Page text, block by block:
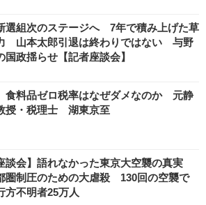
選組次のステージへ 7年で積み上げた草
山本太郎引退は終わりではない 与野
国政揺らせ【記者座談会】
食料品ゼロ税率はなぜダメなのか 元静
授・税理士 湖東京至
談会】語れなかった東京大空襲の真実
制圧のための大虐殺 130回の空襲で
方不明者25万人